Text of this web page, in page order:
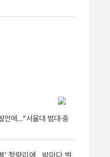
언에…“서울대 법대·충